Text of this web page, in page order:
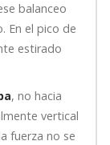
balanceo
En el pico de
estirado
, no hacia
vertical
fuerza no se